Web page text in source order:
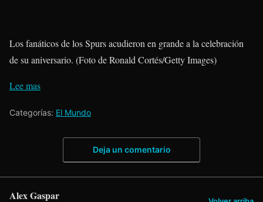
Los fanáticos de los Spurs acudieron en grande a la celebración
de su aniversario. (Foto de Ronald Cortés/Getty Images)
Lee mas
Categorías: El Mundo
Deja un comentario
Alex Gaspar